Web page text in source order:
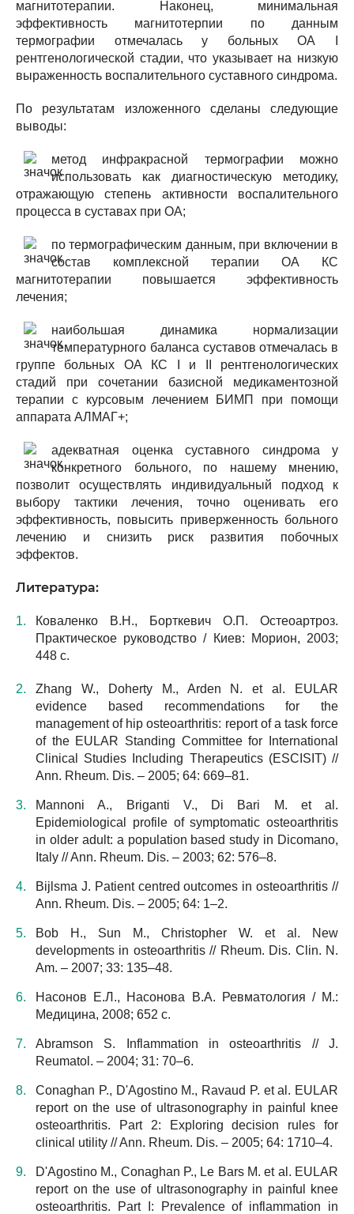
магнитотерапии. Наконец, минимальная
эффективность магнитотерпии по данным
термографии отмечалась у больных ОА I
рентгенологической стадии, что указывает на низкую
выраженность воспалительного суставного синдрома.
По результатам изложенного сделаны следующие
выводы:
метод инфракрасной термографии можно
использовать как диагностическую методику,
отражающую степень активности воспалительного
процесса в суставах при ОА;
по термографическим данным, при включении в
состав комплексной терапии ОА КС
магнитотерапии повышается эффективность
лечения;
наибольшая динамика нормализации
температурного баланса суставов отмечалась в
группе больных ОА КС I и II рентгенологических
стадий при сочетании базисной медикаментозной
терапии с курсовым лечением БИМП при помощи
аппарата АЛМАГ+;
адекватная оценка суставного синдрома у
конкретного больного, по нашему мнению,
позволит осуществлять индивидуальный подход к
выбору тактики лечения, точно оценивать его
эффективность, повысить приверженность больного
лечению и снизить риск развития побочных
эффектов.
Литература:
Коваленко В.Н., Борткевич О.П. Остеоартроз.
Практическое руководство / Киев: Морион, 2003;
448 с.
Zhang W., Doherty M., Arden N. et al. EULAR
evidence based recommendations for the
management of hip osteoarthritis: report of a task force
of the EULAR Standing Committee for International
Clinical Studies Including Therapeutics (ESCISIT) //
Ann. Rheum. Dis. – 2005; 64: 669–81.
Mannoni A., Briganti V., Di Bari M. et al.
Epidemiological profile of symptomatic osteoarthritis
in older adult: a population based study in Dicomano,
Italy // Ann. Rheum. Dis. – 2003; 62: 576–8.
Bijlsma J. Patient centred outcomes in osteoarthritis //
Ann. Rheum. Dis. – 2005; 64: 1–2.
Bob H., Sun M., Christopher W. et al. New
developments in osteoarthritis // Rheum. Dis. Clin. N.
Am. – 2007; 33: 135–48.
Насонов Е.Л., Насонова В.А. Ревматология / М.:
Медицина, 2008; 652 с.
Abramson S. Inflammation in osteoarthritis // J.
Reumatol. – 2004; 31: 70–6.
Conaghan P., D'Agostino M., Ravaud P. et al. EULAR
report on the use of ultrasonography in painful knee
osteoarthritis. Part 2: Exploring decision rules for
clinical utility // Ann. Rheum. Dis. – 2005; 64: 1710–4.
D'Agostino M., Conaghan P., Le Bars M. et al. EULAR
report on the use of ultrasonography in painful knee
osteoarthritis. Part I: Prevalence of inflammation in